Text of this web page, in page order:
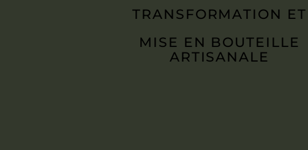
TRANSFORMATION ET
MISE EN BOUTEILLE
ARTISANALE